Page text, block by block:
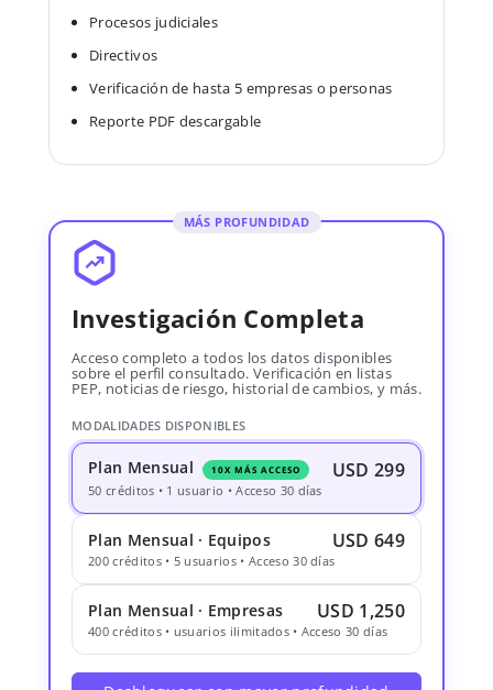
Procesos judiciales
Directivos
Verificación de hasta 5 empresas o personas
Reporte PDF descargable
MÁS PROFUNDIDAD
Investigación Completa
Acceso completo a todos los datos disponibles
sobre el perfil consultado. Verificación en listas
PEP, noticias de riesgo, historial de cambios, y más.
MODALIDADES DISPONIBLES
Plan Mensual 10X MÁS ACCESO USD 299
50 créditos • 1 usuario • Acceso 30 días
Plan Mensual · Equipos USD 649
200 créditos • 5 usuarios • Acceso 30 días
Plan Mensual · Empresas USD 1,250
400 créditos • usuarios ilimitados • Acceso 30 días